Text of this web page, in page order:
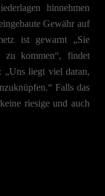
hinnehmen
Gewähr auf
ist gewarnt „Sie
kommen“, findet
„Uns liegt viel daran,
Falls das
riesige und auch